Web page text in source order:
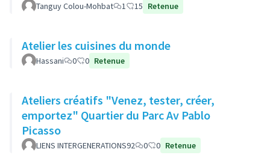
Tanguy Colou-Mohbat 1 15 Retenue
Atelier les cuisines du monde
Hassani 0 0 Retenue
Ateliers créatifs "Venez, tester, créer,
emportez" Quartier du Parc Av Pablo
Picasso
LIENS INTERGENERATIONS92 0 0 Retenue